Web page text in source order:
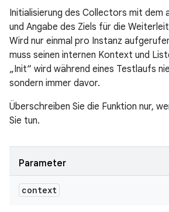
Initialisierung des Collectors mit dem
und Angabe des Ziels für die
Wird nur einmal pro Instanz
muss seinen internen Kontext und
„Init“ wird während eines Testlaufs
sondern immer davor.
Überschreiben Sie die Funktion nur,
Sie tun.
Parameter
context